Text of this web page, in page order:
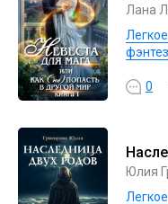
Лана
0
Юлия